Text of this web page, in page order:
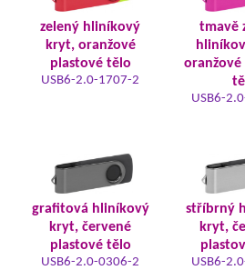
zelený hliníkový
kryt, oranžové
plastové tělo
USB6-2.0-1707-2
tmavě
oranžové
USB6-
grafitová hliníkový
kryt, červené
plastové tělo
USB6-2.0-0306-2
stříbrný
kryt,
USB6-